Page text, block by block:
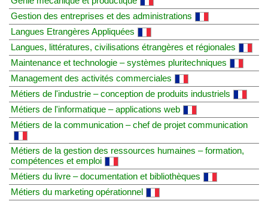
Gestion des entreprises et des administrations
Langues Etrangères Appliquées
Langues, littératures, civilisations étrangères et régionales
Maintenance et technologie – systèmes pluritechniques
Management des activités commerciales
Métiers de l'industrie – conception de produits industriels
Métiers de l'informatique – applications web
Métiers de la communication – chef de projet communication
Métiers de la gestion des ressources humaines – formation,
compétences et emploi
Métiers du livre – documentation et bibliothèques
Métiers du marketing opérationnel